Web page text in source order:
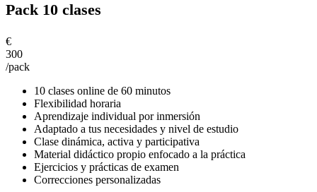
Pack 10 clases
€
300
/pack
10 clases online de 60 minutos
Flexibilidad horaria
Aprendizaje individual por inmersión
Adaptado a tus necesidades y nivel de estudio
Clase dinámica, activa y participativa
Material didáctico propio enfocado a la práctica
Ejercicios y prácticas de examen
Correcciones personalizadas